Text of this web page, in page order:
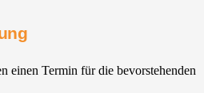
einen Termin für die bevorstehenden